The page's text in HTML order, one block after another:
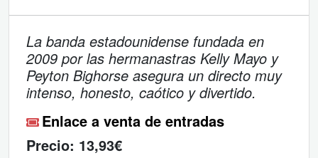
La banda estadounidense fundada en
2009 por las hermanastras Kelly Mayo y
Peyton Bighorse asegura un directo muy
intenso, honesto, caótico y divertido.
Enlace a venta de entradas
Precio: 13,93€